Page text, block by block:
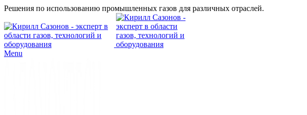
Решения по использованию промышленных газов для различных отраслей.
Menu